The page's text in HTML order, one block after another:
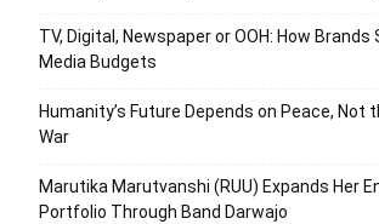
TV, Digital, Newspaper or OOH: How
Media Budgets
Humanity’s Future Depends on Peace, Not
War
Marutika Marutvanshi (RUU) Expands Her
Portfolio Through Band Darwajo